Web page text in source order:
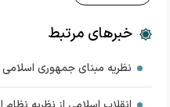
خبرهای مرتبط
نظریه مبنای جمهوری